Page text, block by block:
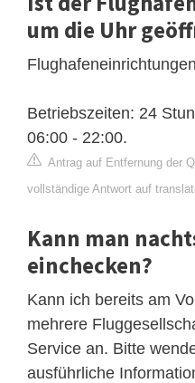
um die Uhr
Flughafeneinrichtungen
Betriebszeiten: 24
06:00 - 22:00.
Antrag auf Entfernung der
vollständige Antwort auf
Kann man
einchecken?
Kann ich bereits am
mehrere
Service an. Bitte
ausführliche